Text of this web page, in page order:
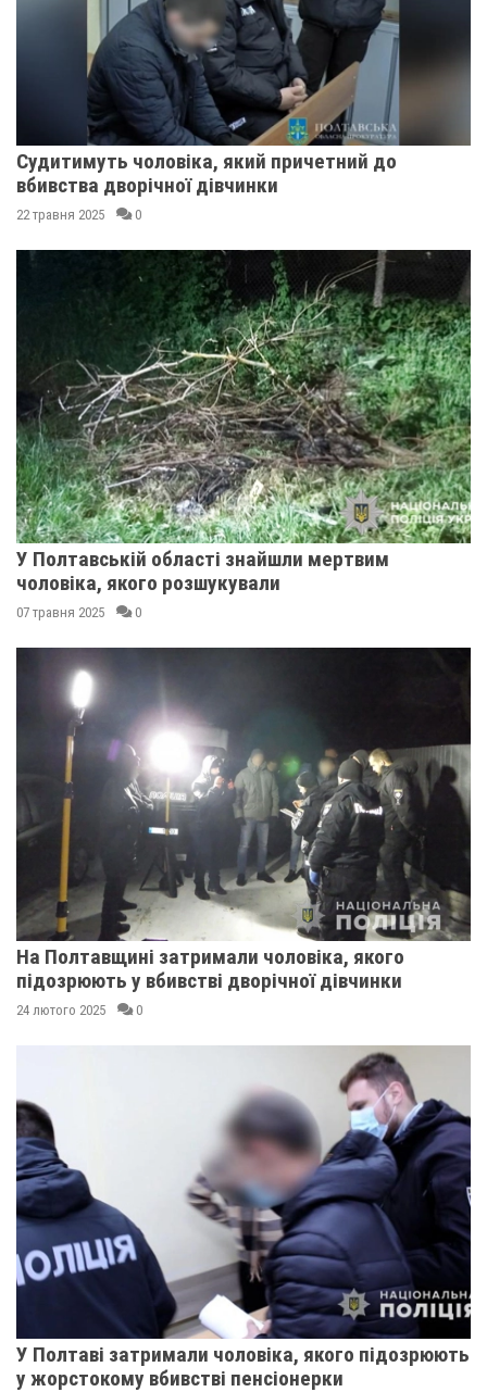
Судитимуть чоловіка, який причетний до
вбивства дворічної дівчинки
22 травня 2025 0
У Полтавській області знайшли мертвим
чоловіка, якого розшукували
07 травня 2025 0
На Полтавщині затримали чоловіка, якого
підозрюють у вбивстві дворічної дівчинки
24 лютого 2025 0
У Полтаві затримали чоловіка, якого підозрюють
у жорстокому вбивстві пенсіонерки